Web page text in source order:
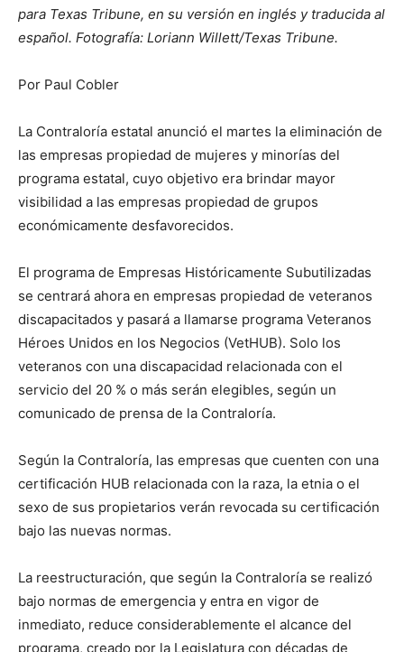
para Texas Tribune, en su versión en inglés y traducida al
español. Fotografía: Loriann Willett/Texas Tribune.
Por Paul Cobler
La Contraloría estatal anunció el martes la eliminación de
las empresas propiedad de mujeres y minorías del
programa estatal, cuyo objetivo era brindar mayor
visibilidad a las empresas propiedad de grupos
económicamente desfavorecidos.
El programa de Empresas Históricamente Subutilizadas
se centrará ahora en empresas propiedad de veteranos
discapacitados y pasará a llamarse programa Veteranos
Héroes Unidos en los Negocios (VetHUB). Solo los
veteranos con una discapacidad relacionada con el
servicio del 20 % o más serán elegibles, según un
comunicado de prensa de la Contraloría.
Según la Contraloría, las empresas que cuenten con una
certificación HUB relacionada con la raza, la etnia o el
sexo de sus propietarios verán revocada su certificación
bajo las nuevas normas.
La reestructuración, que según la Contraloría se realizó
bajo normas de emergencia y entra en vigor de
inmediato, reduce considerablemente el alcance del
programa, creado por la Legislatura con décadas de